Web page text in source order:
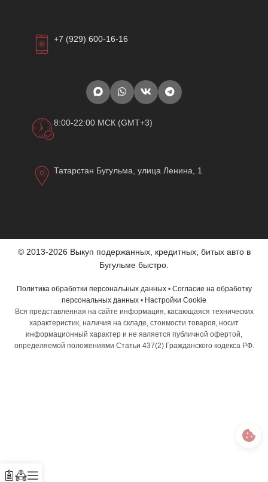
+7 (929) 600-16-16
8:00-22:00 МСК (GMT+3)
Татарстан Бугульма, улица Ленина, 1
© 2013-2026 Выкуп подержанных, кредитных, битых авто в
Бугульме быстро.
Политика обработки персональных данных• Согласие на обработку
персональных данных • Настройки Cookie
Вся представленная на сайте информация, касающаяся технических
характеристик, наличия на складе, стоимости товаров, носит
информационный характер и не является публичной офертой,
определяемой положениями Статьи 437(2) Гражданского кодекса РФ.